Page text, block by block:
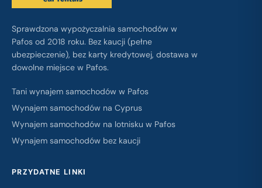
Sprawdzona wypożyczalnia samochodów w
Pafos od 2018 roku. Bez kaucji (pełne
ubezpieczenie), bez karty kredytowej, dostawa w
dowolne miejsce w Pafos.
Tani wynajem samochodów w Pafos
Wynajem samochodów na Cyprus
Wynajem samochodów na lotnisku w Pafos
Wynajem samochodów bez kaucji
PRZYDATNE LINKI